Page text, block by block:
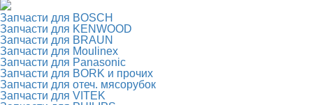
Запчасти для BOSCH
Запчасти для KENWOOD
Запчасти для BRAUN
Запчасти для Moulinex
Запчасти для Panasonic
Запчасти для BORK и прочих
Запчасти для отеч. мясорубок
Запчасти для VITEK